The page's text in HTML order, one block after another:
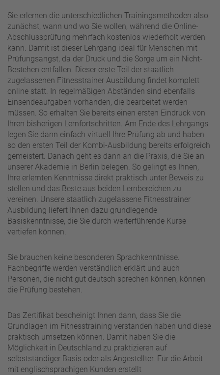
Sie erlernen die unterschiedlichen Trainingsmethoden also
zunächst, wann und wo Sie wollen, während die Online-
Abschlussprüfung mehrfach kostenlos wiederholt werden
kann. Damit ist dieser Lehrgang ideal für Menschen mit
Prüfungsangst, da der Druck und die Sorge um ein Nicht-
Bestehen entfallen. Dieser erste Teil der staatlich
zugelassenen Fitnesstrainer Ausbildung findet komplett
online statt. In regelmäßigen Abständen sind ebenfalls
Einsendeaufgaben vorhanden, die bearbeitet werden
müssen. So erhalten Sie bereits einen ersten Eindruck von
Ihren bisherigen Lernfortschritten. Am Ende des Lehrgangs
legen Sie dann einfach virtuell Ihre Prüfung ab und haben
so den ersten Teil der Kombi-Ausbildung bereits erfolgreich
gemeistert. Danach geht es dann an die Praxis, die Sie an
unserer Akademie in Berlin belegen. So gelingt es Ihnen,
Ihre erlernten Kenntnisse direkt praktisch unter Beweis zu
stellen und das Beste aus beiden Lernbereichen zu
vereinen. Unsere staatlich zugelassene Fitnesstrainer
Ausbildung liefert Ihnen dazu grundlegende
Basiskenntnisse, die Sie durch weiterführende Kurse
vertiefen können.
Sie brauchen keine besonderen Sprachkenntnisse.
Fachbegriffe werden verständlich erklärt und auch
Personen, die nicht gut deutsch sprechen können, können
die Prüfung bestehen.
Das Zertifikat bescheinigt Ihnen dann, dass Sie die
Grundlagen im Fitnesstraining verstanden haben und diese
praktisch umsetzen können. Damit haben Sie die
Möglichkeit in Deutschland zu praktizieren auf
selbstständiger Basis oder als Angestellter. Für die Arbeit
mit englischsprachigen Kunden erstellt